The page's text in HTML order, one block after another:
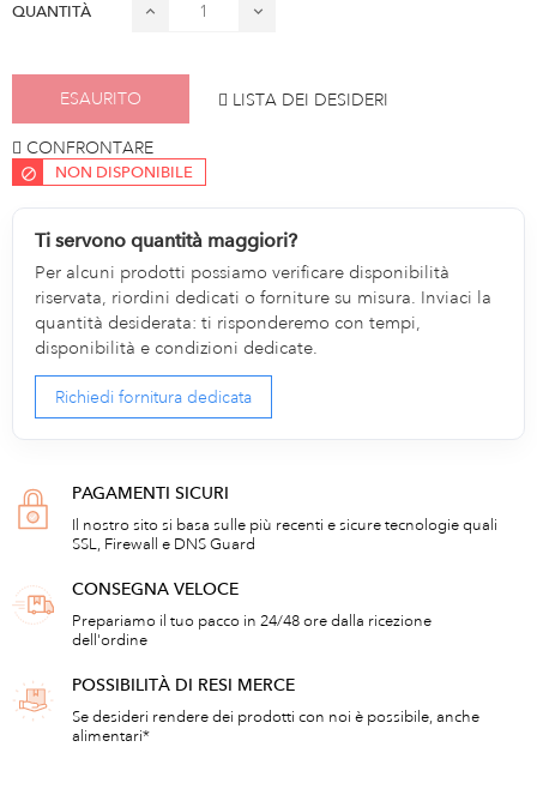
QUANTITÀ
ESAURITO LISTA DEI DESIDERI
CONFRONTARE
NON DISPONIBILE
Ti servono quantità maggiori?
Per alcuni prodotti possiamo verificare disponibilità
riservata, riordini dedicati o forniture su misura. Inviaci la
quantità desiderata: ti risponderemo con tempi,
disponibilità e condizioni dedicate.
Richiedi fornitura dedicata
PAGAMENTI SICURI
Il nostro sito si basa sulle più recenti e sicure tecnologie quali
SSL, Firewall e DNS Guard
CONSEGNA VELOCE
Prepariamo il tuo pacco in 24/48 ore dalla ricezione
dell'ordine
POSSIBILITÀ DI RESI MERCE
Se desideri rendere dei prodotti con noi è possibile, anche
alimentari*